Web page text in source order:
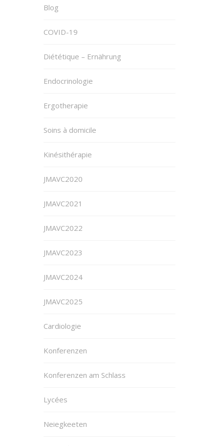
Blog
COVID-19
Diététique – Ernährung
Endocrinologie
Ergotherapie
Soins à domicile
Kinésithérapie
JMAVC2020
JMAVC2021
JMAVC2022
JMAVC2023
JMAVC2024
JMAVC2025
Cardiologie
Konferenzen
Konferenzen am Schlass
Lycées
Neiegkeeten